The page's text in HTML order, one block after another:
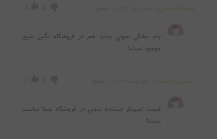
افسانه سامری (
) (
)
موجود است؟
نسرین کریمزاده (
) (
)
است؟